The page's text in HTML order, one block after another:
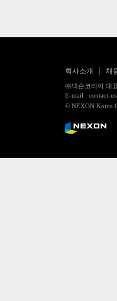
회사소개 채
㈜넥슨코리아 대
E-mail : contact-
© NEXON Korea